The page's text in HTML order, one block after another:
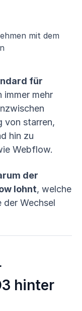
für
immer mehr
von starren,
hin zu
Webflow.
der
lohnt, welche
Wechsel
hinter